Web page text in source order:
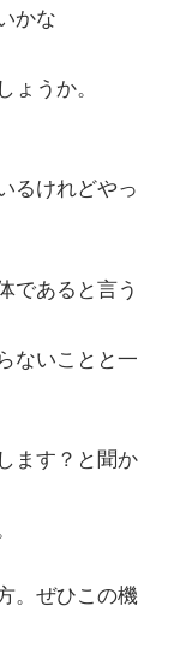
かな
うか。
るけれどやっ
であると言う
ないことと一
ます？と聞か
。ぜひこの機